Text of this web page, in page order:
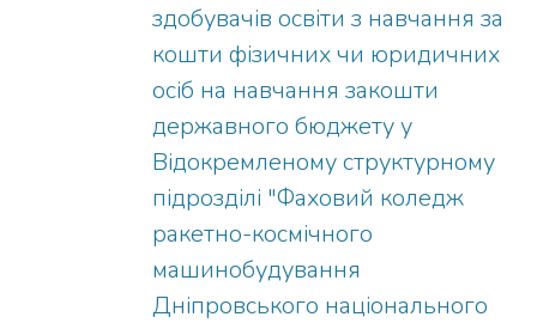
здобувачів освіти з навчання за
кошти фізичних чи юридичних
осіб на навчання закошти
державного бюджету у
Відокремленому структурному
підрозділі "Фаховий коледж
ракетно-космічного
машинобудування
Дніпровського національного